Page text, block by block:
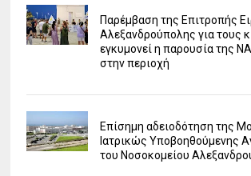
Παρέμβαση της Επιτροπής
Αλεξανδρούπολης για τους
εγκυμονεί η παρουσία της
στην περιοχή
Επίσημη αδειοδότηση της
Ιατρικώς Υποβοηθούμενης
του Νοσοκομείου